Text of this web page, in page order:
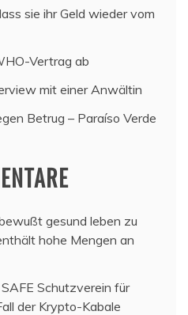
sie ihr Geld wieder vom
Vertrag ab
mit einer Anwältin
Betrug – Paraíso Verde
gesund leben zu
hohe Mengen an
Schutzverein für
der Krypto-Kabale